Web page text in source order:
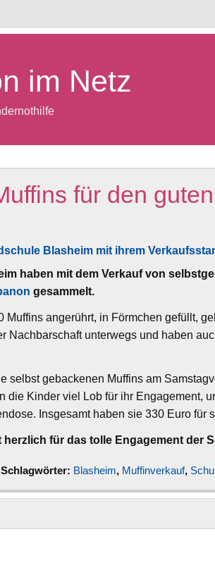
im Netz
für den
haben mit dem Verkauf von
gesammelt.
Muffins angerührt, in Förmchen gefüllt,
Nachbarschaft unterwegs und haben
selbst gebackenen Muffins am
die Kinder viel Lob für ihr Engagement,
Insgesamt haben sie 330 Euro für
für das tolle Engagement der
Schlagwörter: Blasheim, Muffinverkauf,